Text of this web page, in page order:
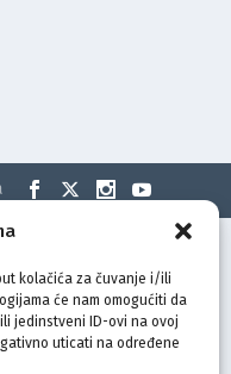
kolačića za čuvanje i/ili
će nam omogućiti da
jedinstveni ID-ovi na ovoj
uticati na određene